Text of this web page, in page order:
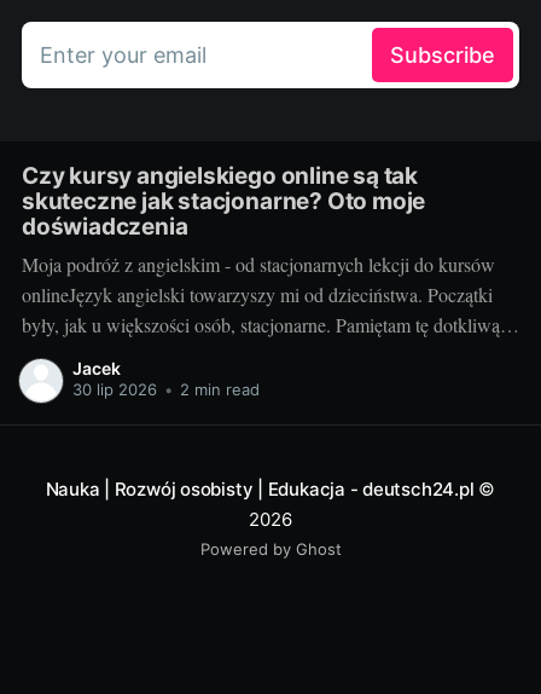
Enter your email Subscribe
Czy kursy angielskiego online są tak
skuteczne jak stacjonarne? Oto moje
doświadczenia
Moja podróż z angielskim - od stacjonarnych lekcji do kursów
onlineJęzyk angielski towarzyszy mi od dzieciństwa. Początki
były, jak u większości osób, stacjonarne. Pamiętam tę dotkliwą
niechęć do porannego wstawania, pendolowania do szkoły i
powrotów w gorszym nastroju, niż w momencie wyjścia.
Jacek
30 lip 2026 • 2 min read
Nauka | Rozwój osobisty | Edukacja - deutsch24.pl ©
2026
Powered by Ghost